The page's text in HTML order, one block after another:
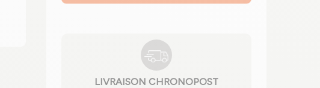
LIVRAISON CHRONOPOST